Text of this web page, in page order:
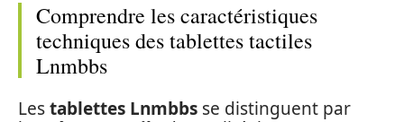
Comprendre les caractéristiques
techniques des tablettes tactiles
Lnmbbs
Lestablettes Lnmbbs se distinguent par